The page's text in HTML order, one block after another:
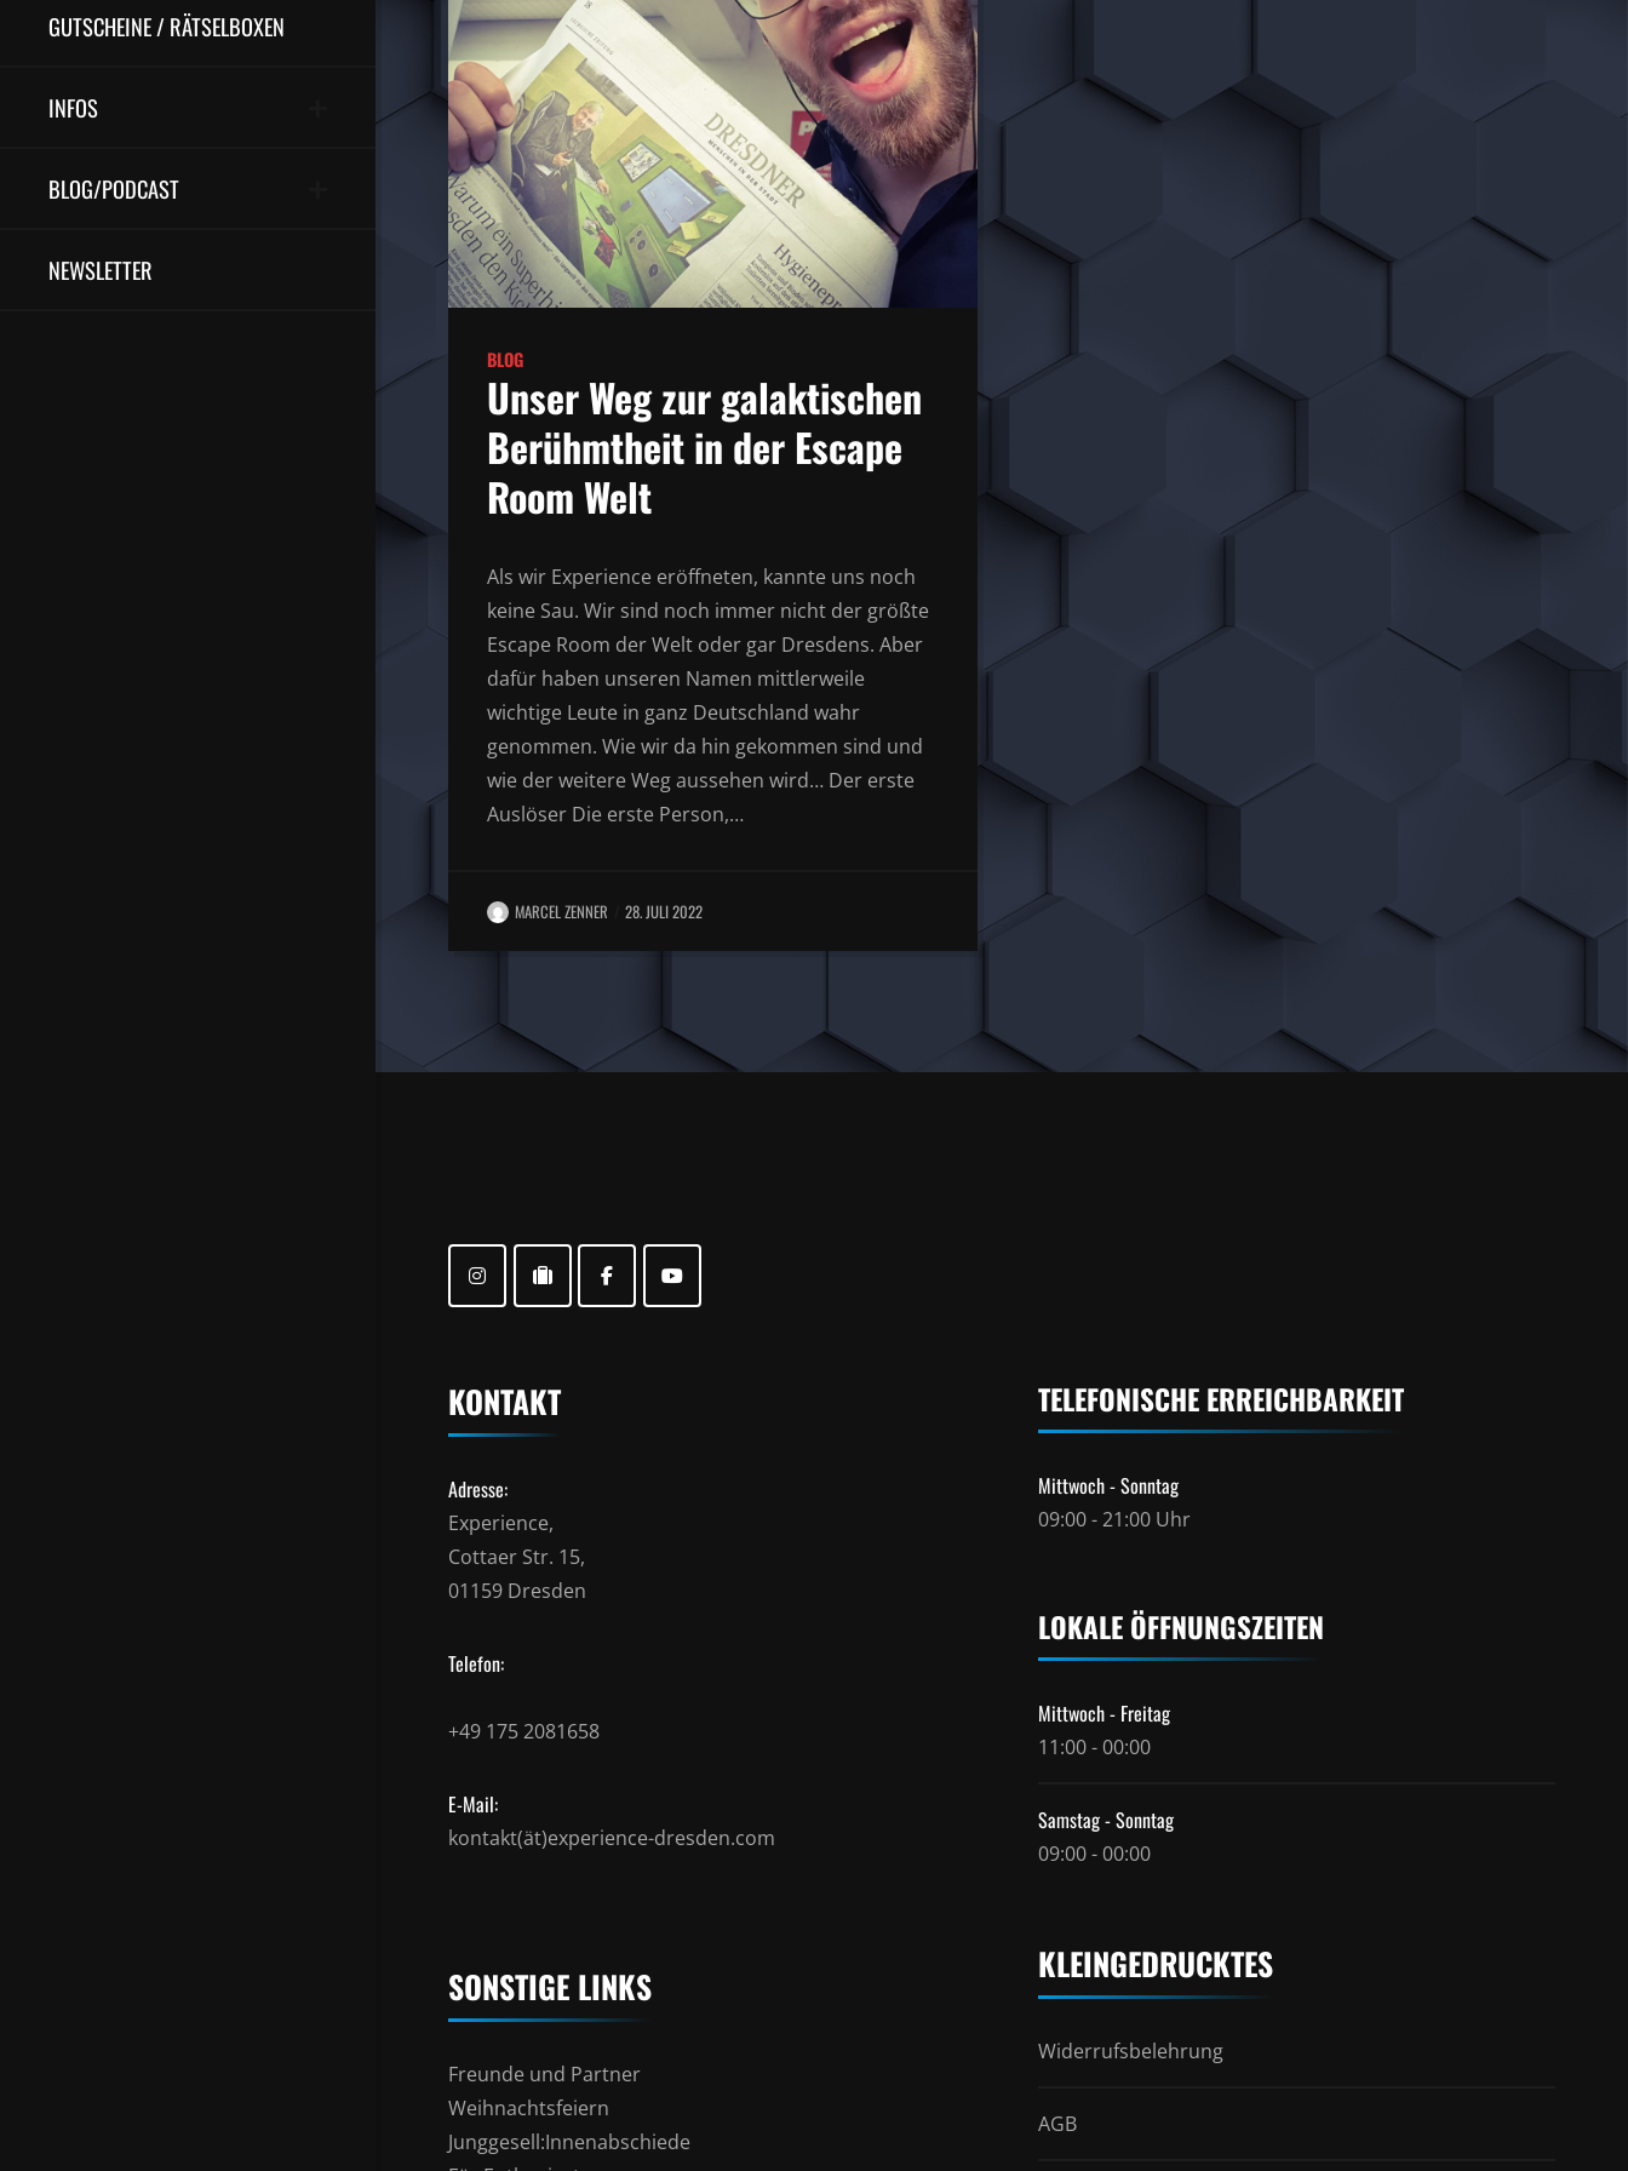
GUTSCHEINE / RÄTSELBOXEN
INFOS
BLOG/PODCAST
NEWSLETTER
BLOG
Unser Weg zur galaktischen
Berühmtheit in der Escape
Room Welt
Als wir Experience eröffneten, kannte uns noch
keine Sau. Wir sind noch immer nicht der größte
Escape Room der Welt oder gar Dresdens. Aber
dafür haben unseren Namen mittlerweile
wichtige Leute in ganz Deutschland wahr
genommen. Wie wir da hin gekommen sind und
wie der weitere Weg aussehen wird… Der erste
Auslöser Die erste Person,…
MARCEL ZENNER 28. JULI 2022
KONTAKT
Adresse:
Experience,
Cottaer Str. 15,
01159 Dresden
Telefon:
+49 175 2081658
E-Mail:
kontakt(ät)experience-dresden.com
SONSTIGE LINKS
Freunde und Partner
Weihnachtsfeiern
Junggesell:Innenabschiede
TELEFONISCHE ERREICHBARKEIT
Mittwoch - Sonntag
09:00 - 21:00 Uhr
LOKALE ÖFFNUNGSZEITEN
Mittwoch - Freitag
11:00 - 00:00
Samstag - Sonntag
09:00 - 00:00
KLEINGEDRUCKTES
Widerrufsbelehrung
AGB